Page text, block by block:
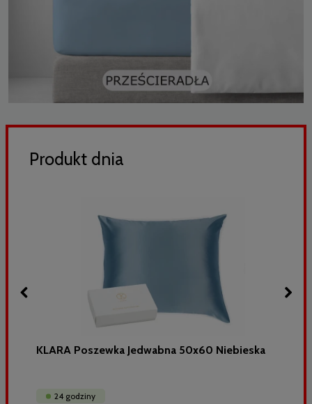
Produkt dnia
KLARA Poszewka Jedwabna 50x60 Niebieska
24 godziny